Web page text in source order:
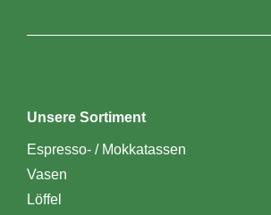
Unsere Sortiment
Espresso- / Mokkatassen
Vasen
Löffel